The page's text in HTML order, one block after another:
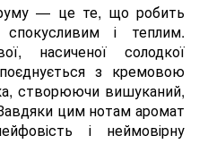
— це те, що робить
і теплим.
насиченої солодкої
з кремовою
створюючи вишуканий,
цим нотам аромат
і неймовірну